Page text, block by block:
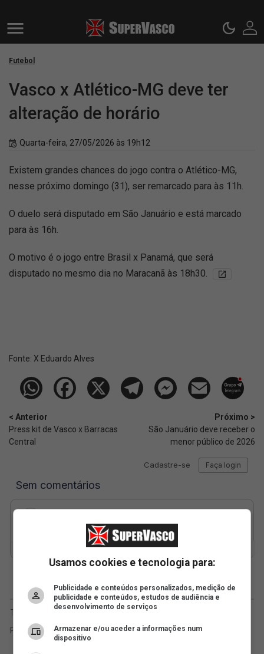
Futebol
Vasco x Atlético-MG deve ter
alteração de horário
Quarta-feira, 27/05/2026 às 19h12
Existem grandes chances do jogo contra o Atlético-MG,
nesse próximo domingo (31), ser remarcado para às 11h.
O duelo será disputado em São Januário e está marcado
para às 16h.
O motivo é o jogo entre Brasil x Panamá, que será
disputado no mesmo dia no Maracanã às 18h30.
Fonte: X Eduardo Alves
< Anterior
Press kit de Vasco x Barracas
Central
Próximo >
São Januário deve receber o
menor público de 2026
Usamos cookies e tecnologia para:
Publicidade e conteúdos personalizados, medição de
publicidade e conteúdos, estudos de audiência e
desenvolvimento de serviços
Armazenar e/ou aceder a informações num
dispositivo